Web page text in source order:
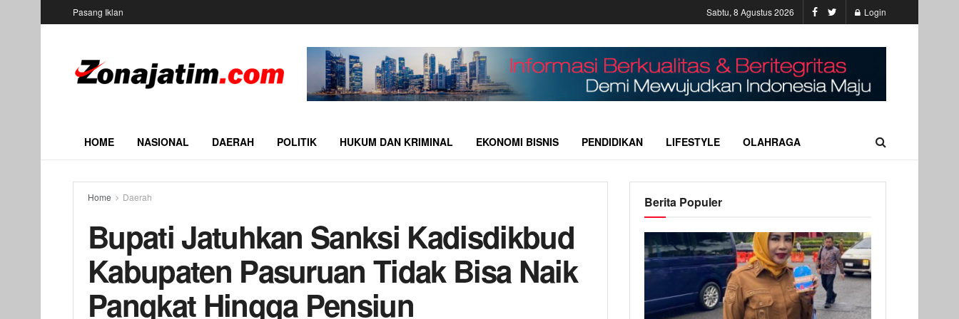
Pasang Iklan Sabtu, 8 Agustus 2026 Login
HOME NASIONAL DAERAH POLITIK HUKUM DAN KRIMINAL EKONOMI BISNIS PENDIDIKAN LIFESTYLE OLAHRAGA
Home Daerah
Bupati Jatuhkan Sanksi Kadisdikbud
Kabupaten Pasuruan Tidak Bisa Naik
Pangkat Hingga Pensiun
Berita Populer